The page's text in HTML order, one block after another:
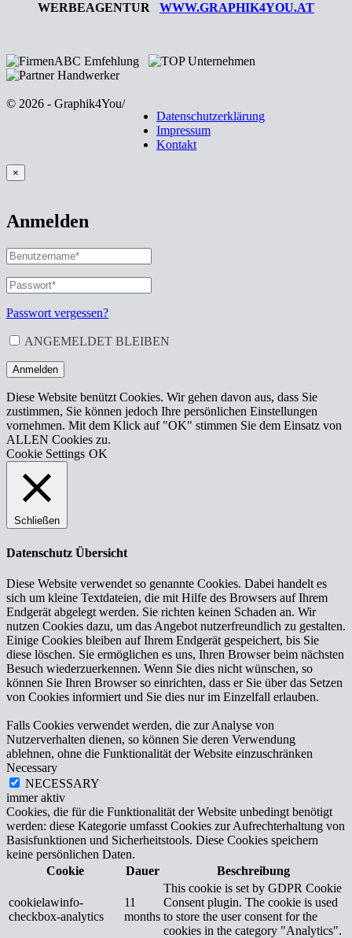
WERBEAGENTUR WWW.GRAPHIK4YOU.AT
© 2026 - Graphik4You/
Datenschutzerklärung
Impressum
Kontakt
×
Anmelden
BENUTZERNAME
ODER
E-
MAIL-
ADRESSE*
ERFORDERLICH
PASSWORT
ERFORDERLICH
Passwort vergessen?
ANGEMELDET BLEIBEN
Anmelden
Diese Website benützt Cookies. Wir gehen davon aus, dass Sie
zustimmen, Sie können jedoch Ihre persönlichen Einstellungen
vornehmen. Mit dem Klick auf "OK" stimmen Sie dem Einsatz von
ALLEN Cookies zu.
Cookie Settings OK
Schließen
Datenschutz Übersicht
Diese Website verwendet so genannte Cookies. Dabei handelt es
sich um kleine Textdateien, die mit Hilfe des Browsers auf Ihrem
Endgerät abgelegt werden. Sie richten keinen Schaden an. Wir
nutzen Cookies dazu, um das Angebot nutzerfreundlich zu gestalten.
Einige Cookies bleiben auf Ihrem Endgerät gespeichert, bis Sie
diese löschen. Sie ermöglichen es uns, Ihren Browser beim nächsten
Besuch wiederzuerkennen. Wenn Sie dies nicht wünschen, so
können Sie Ihren Browser so einrichten, dass er Sie über das Setzen
von Cookies informiert und Sie dies nur im Einzelfall erlauben.
Falls Cookies verwendet werden, die zur Analyse von
Nutzerverhalten dienen, so können Sie deren Verwendung
ablehnen, ohne die Funktionalität der Website einzuschränken
Necessary
NECESSARY
immer aktiv
Cookies, die für die Funktionalität der Website unbedingt benötigt
werden: diese Kategorie umfasst Cookies zur Aufrechterhaltung von
Basisfunktionen und Sicherheitstools. Diese Cookies speichern
keine persönlichen Daten.
Cookie
Dauer Beschreibung
cookielawinfo-
checkbox-analytics
11
months
This cookie is set by GDPR Cookie
Consent plugin. The cookie is used
to store the user consent for the
cookies in the category "Analytics".